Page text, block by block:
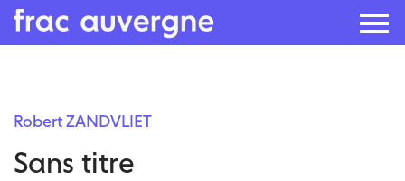
content
Robert ZANDVLIET
Sans titre